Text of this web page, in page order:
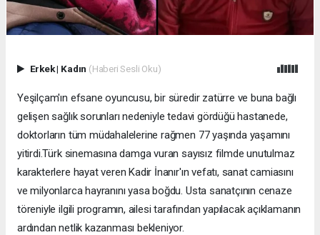
Erkek| Kadın (Haberi Sesli Oku)
Yeşilçam'ın efsane oyuncusu, bir süredir zatürre ve buna bağlı
gelişen sağlık sorunları nedeniyle tedavi gördüğü hastanede,
doktorların tüm müdahalelerine rağmen 77 yaşında yaşamını
yitirdi.Türk sinemasına damga vuran sayısız filmde unutulmaz
karakterlere hayat veren Kadir İnanır'ın vefatı, sanat camiasını
ve milyonlarca hayranını yasa boğdu. Usta sanatçının cenaze
töreniyle ilgili programın, ailesi tarafından yapılacak açıklamanın
ardından netlik kazanması bekleniyor.